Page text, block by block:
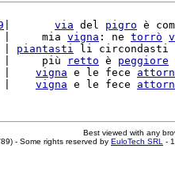
via del pigro è
|     mia
vigna : ne torrò
piantasti li circondasti
|     più
retto è peggiore
vigna e le fece
vigna e le fece
Best viewed with any
- Some rights reserved by EuloTech SRL -